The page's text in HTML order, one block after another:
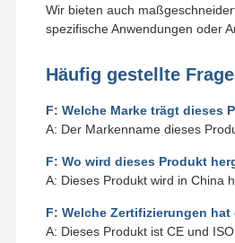
Wir bieten auch
spezifische Anwendungen oder
Häufig gestellte
F: Welche Marke trägt dieses
A: Der Markenname dieses
F: Wo wird dieses Produkt
A: Dieses Produkt wird in China
F: Welche Zertifizierungen
A: Dieses Produkt ist CE und